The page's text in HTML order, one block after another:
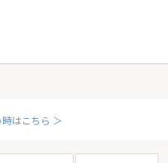
はこちら ＞